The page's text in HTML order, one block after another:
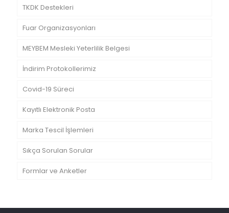
TKDK Destekleri
Fuar Organizasyonları
MEYBEM Mesleki Yeterlilik Belgesi
İndirim Protokollerimiz
Covid-19 Süreci
Kayıtlı Elektronik Posta
Marka Tescil İşlemleri
Sıkça Sorulan Sorular
Formlar ve Anketler